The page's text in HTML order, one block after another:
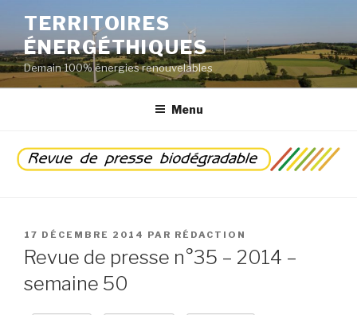
contenu
principal
TERRITOIRES
ÉNERGÉTHIQUES
Demain 100% énergies renouvelables
Menu
PUBLIÉ
LE
17 DÉCEMBRE 2014 PAR RÉDACTION
Revue de presse n°35 – 2014 –
semaine 50